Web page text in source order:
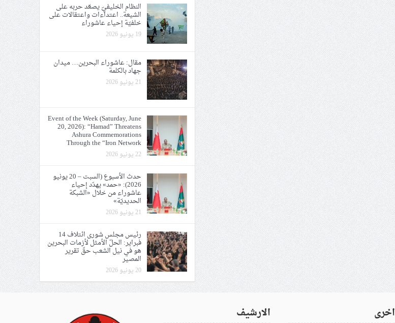
النظام الخليفيّ يصعّد حربه على
الشيعة.. اعتداءات واعتقالات على
خلفيّة إحياء عاشوراء
19 يونيو 2026
مقال: عاشوراء البحرين… ميدان
جهاد بالكلمة
21 يونيو 2026
Event of the Week (Saturday, June
20, 2026): “Hamad” Threatens
Ashura Commemorations
Through the “Iron Network
22 يونيو 2026
حدث الأسبوع (السبت – 20 يونيو
2026): «حمد» يهدّد إحياء
عاشوراء من خلال «الشبكة
الحديديّة»
21 يونيو 2026
رئيس مجلس شورى ائتلاف 14
فبراير: الحلّ الأمثل لأزمات البحرين
هو في نيل الشعب حقّ تقرير
المصير
20 يونيو 2026
اخرى الارشيف